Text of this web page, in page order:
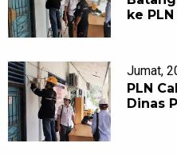
ke PLN
Jumat,
PLN
Dinas